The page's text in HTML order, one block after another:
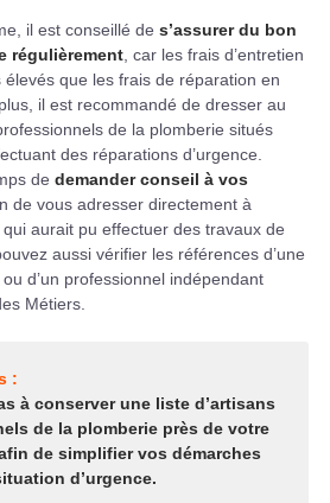
il est conseillé de s’assurer du bon
régulièrement , car les frais d’entretien
que les frais de réparation en
il est recommandé de dresser au
de la plomberie situés
des réparations d’urgence.
de demander conseil à vos
de vous adresser directement à
aurait pu effectuer des travaux de
aussi vérifier les références d’une
d’un professionnel indépendant
Métiers.
:
à conserver une liste d’artisans
de la plomberie près de votre
de simplifier vos démarches
d’urgence.